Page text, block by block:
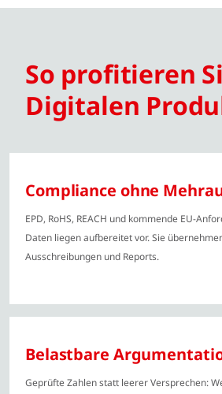
So profitieren
Digitalen
Compliance ohne
EPD, RoHS, REACH und kommende EU-
Daten liegen aufbereitet vor. Sie
Ausschreibungen und Reports.
Belastbare
Geprüfte Zahlen statt leerer Versprechen: